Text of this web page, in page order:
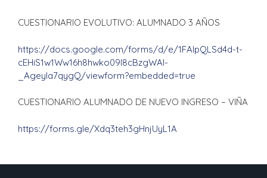
CUESTIONARIO EVOLUTIVO: ALUMNADO 3 AÑOS
https://docs.google.com/forms/d/e/1FAIpQLSd4d-t-
cEHiS1w1Ww16h8hwko09l8cBzgWAl-
_Ageyla7qygQ/viewform?embedded=true
CUESTIONARIO ALUMNADO DE NUEVO INGRESO – VIÑA
https://forms.gle/Xdq3teh3gHnjUyL1A